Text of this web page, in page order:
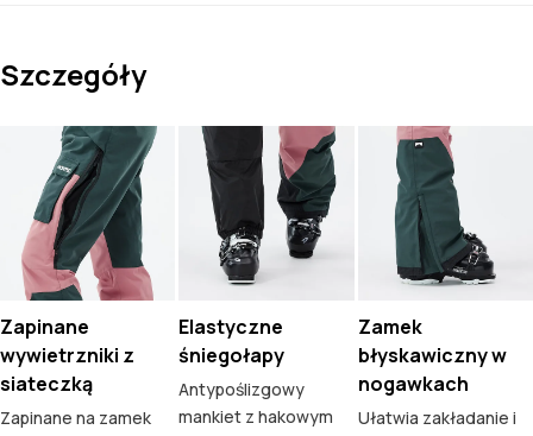
Szczegóły
Zapinane
wywietrzniki z
siateczką
Zapinane na zamek
Elastyczne
śniegołapy
Antypoślizgowy
mankiet z hakowym
Zamek
błyskawiczny w
nogawkach
Ułatwia zakładanie i